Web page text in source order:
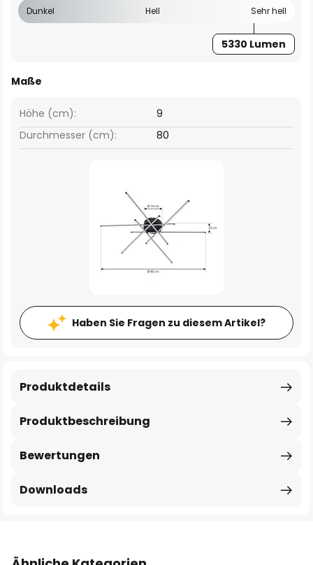
Dunkel Hell Sehr hell
5330 Lumen
Maße
Höhe (cm):
9
Durchmesser (cm):
80
Haben Sie Fragen zu diesem Artikel?
Produktbeschreibung
Produktdetails
Bewertungen
Downloads